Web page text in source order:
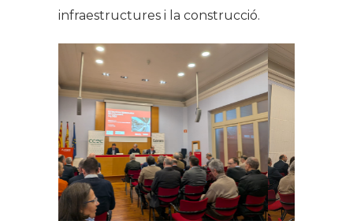
infraestructures i la construcció.